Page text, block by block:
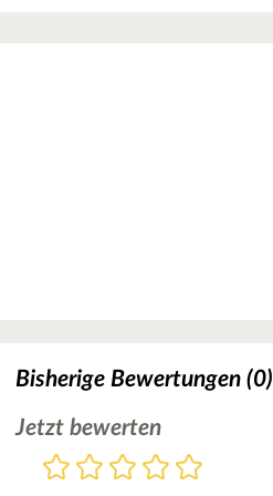
Bisherige Bewertungen (0)
Jetzt bewerten
Bewertung
5
4
3
2
1